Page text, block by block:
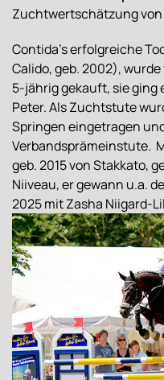
Zuchtwertschätzung von
Contida's erfolgreiche
Calido, geb. 2002),
5-jährig gekauft, sie ging
Peter. Als Zuchtstute
Springen eingetragen
Verbandsprämeinstute.
geb. 2015 von Stakkato,
Niiveau, er gewann u.a.
2025 mit Zasha Niigard-